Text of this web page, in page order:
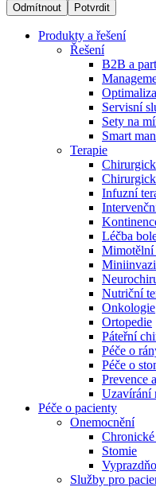
Terapie
Nabídky pracovních
Objevte své kariérní
Odmítnout Potvrdit
Produkty a řešení
Řešení
B2B a
Servisní
Sety na
Smart
Terapie
Infuzní
Léčba
Nutriční
Onkologie
Ortopedie
Páteřní
Péče o
Péče o
Prevence
Uzavírání
Péče o pacienty
Onemocnění
Stomie
Služby pro